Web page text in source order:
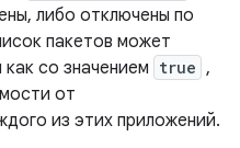
либо отключены по
пакетов может
со значением true ,
от
из этих приложений.